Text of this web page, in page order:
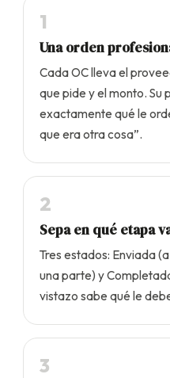
1
Una orden
Cada OC lleva el
que pide y el monto. Su
exactamente qué le
que era otra cosa”.
2
Sepa en qué etapa
Tres estados: Enviada
una parte) y
vistazo sabe qué le
3